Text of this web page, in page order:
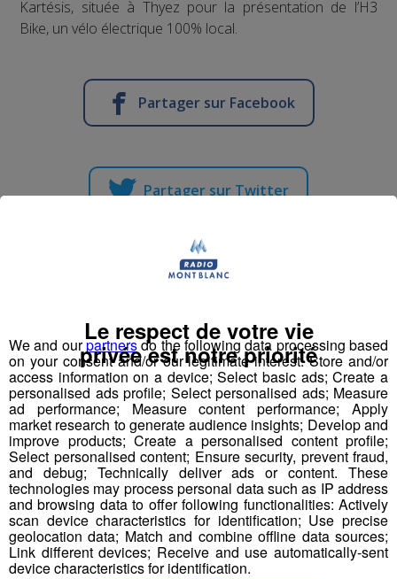
Kartésis, située à Thyez pour la présentation de l’H3
Bike, un vélo électrique 100% local.
Partager sur Facebook
Partager sur Twitter
We and ourpartnersdo the following data processing based
on your consent and/or our legitimate interest: Store and/or
access information on a device; Select basic ads; Create a
personalised ads profile; Select personalised ads; Measure
ad performance; Measure content performance; Apply
market research to generate audience insights; Develop and
improve products; Create a personalised content profile;
Select personalised content; Ensure security, prevent fraud,
and debug; Technically deliver ads or content. These
technologies may process personal data such as IP address
and browsing data to offer following functionalities: Actively
scan device characteristics for identification; Use precise
geolocation data; Match and combine offline data sources;
Link different devices; Receive and use automatically-sent
device characteristics for identification.
Le respect de votre vie
privée est notre priorité